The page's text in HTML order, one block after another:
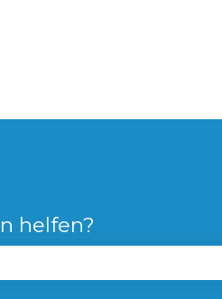
helfen?
Suchfeld leer ist.